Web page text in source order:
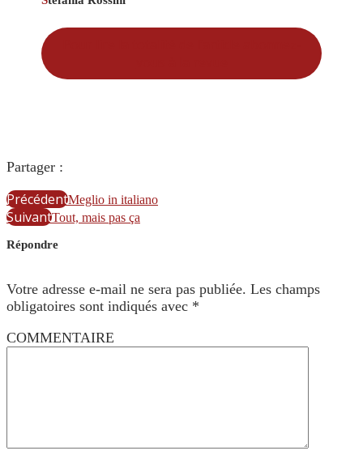
Partager :
PrécédentMeglio in italiano
SuivantTout, mais pas ça
Répondre
Votre adresse e-mail ne sera pas publiée. Les champs
obligatoires sont indiqués avec *
COMMENTAIRE